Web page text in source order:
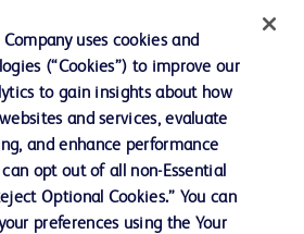
uses cookies and
(“Cookies”) to improve our
to gain insights about how
and services, evaluate
and enhance performance
opt out of all non-Essential
Optional Cookies.” You can
preferences using the Your